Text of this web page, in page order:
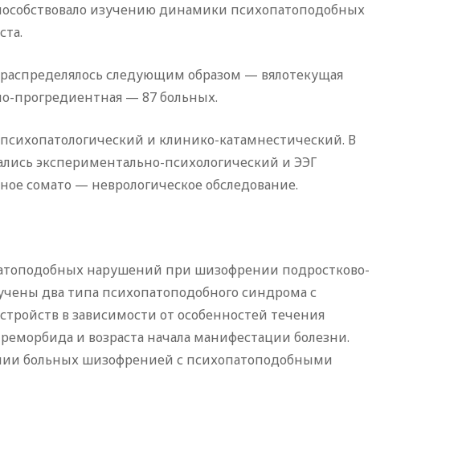
изучению динамики психопатоподобных
следующим образом — вялотекущая
прогредиентная — 87 больных.
и клинико-катамнестический. В
экспериментально-психологический и ЭЭГ
сомато — неврологическое обследование.
нарушений при шизофрении подростково-
два типа психопатоподобного синдрома с
в зависимости от особенностей течения
и возраста начала манифестации болезни.
больных шизофренией с психопатоподобными